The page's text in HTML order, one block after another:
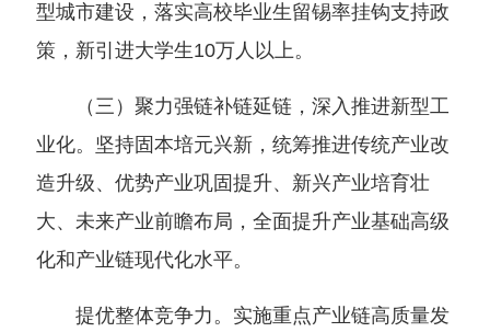
型城市建设，落实高校毕业生留锡率挂钩支持政
策，新引进大学生10万人以上。
（三）聚力强链补链延链，深入推进新型工
业化。坚持固本培元兴新，统筹推进传统产业改
造升级、优势产业巩固提升、新兴产业培育壮
大、未来产业前瞻布局，全面提升产业基础高级
化和产业链现代化水平。
提优整体竞争力。实施重点产业链高质量发